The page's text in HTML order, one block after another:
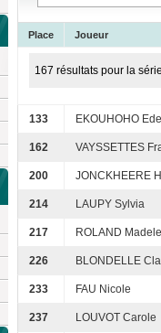
Place Joueur
167 résultats pour la
133 EKOUHOHO
162 VAYSSETTES
200 JONCKHEERE
214 LAUPY Sylvia
217 ROLAND
226 BLONDELLE
233 FAU Nicole
237 LOUVOT Carole